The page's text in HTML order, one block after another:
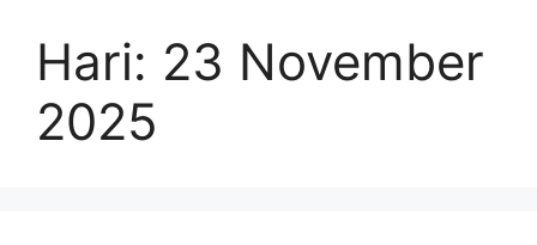
Hari: 23 November
2025